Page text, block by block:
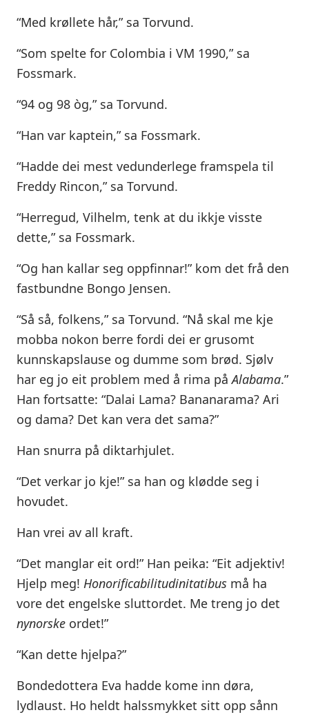
“Med krøllete hår,” sa Torvund.
“Som spelte for Colombia i VM 1990,” sa
Fossmark.
“94 og 98 òg,” sa Torvund.
“Han var kaptein,” sa Fossmark.
“Hadde dei mest vedunderlege framspela til
Freddy Rincon,” sa Torvund.
“Herregud, Vilhelm, tenk at du ikkje visste
dette,” sa Fossmark.
“Og han kallar seg oppfinnar!” kom det frå den
fastbundne Bongo Jensen.
“Så så, folkens,” sa Torvund. “Nå skal me kje
mobba nokon berre fordi dei er grusomt
kunnskapslause og dumme som brød. Sjølv
har eg jo eit problem med å rima påAlabama.”
Han fortsatte: “Dalai Lama? Bananarama? Ari
og dama? Det kan vera det sama?”
Han snurra på diktarhjulet.
“Det verkar jo kje!” sa han og klødde seg i
hovudet.
Han vrei av all kraft.
“Det manglar eit ord!” Han peika: “Eit adjektiv!
Hjelp meg! Honorificabilitudinitatibus må ha
vore det engelske sluttordet. Me treng jo det
nynorske ordet!”
“Kan dette hjelpa?”
Bondedottera Eva hadde kome inn døra,
lydlaust. Ho heldt halssmykket sitt opp sånn